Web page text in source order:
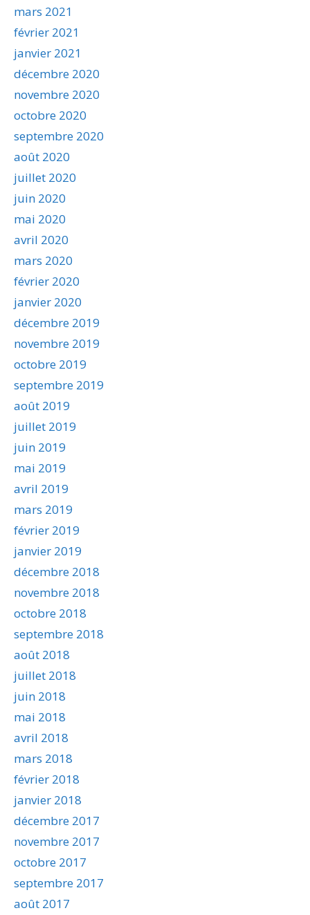
mars 2021
février 2021
janvier 2021
décembre 2020
novembre 2020
octobre 2020
septembre 2020
août 2020
juillet 2020
juin 2020
mai 2020
avril 2020
mars 2020
février 2020
janvier 2020
décembre 2019
novembre 2019
octobre 2019
septembre 2019
août 2019
juillet 2019
juin 2019
mai 2019
avril 2019
mars 2019
février 2019
janvier 2019
décembre 2018
novembre 2018
octobre 2018
septembre 2018
août 2018
juillet 2018
juin 2018
mai 2018
avril 2018
mars 2018
février 2018
janvier 2018
décembre 2017
novembre 2017
octobre 2017
septembre 2017
août 2017